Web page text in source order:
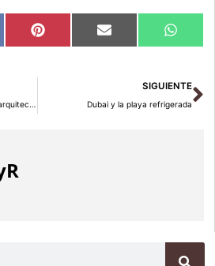
Compartir
en
Pinterest Compartir
en
Email
en
La magnificencia del arte y la arquitectura de Suiza
SIGUIENTE
Dubai y la playa refrigerada